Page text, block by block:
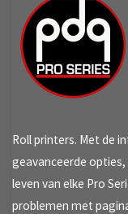
Roll printers. Met de
geavanceerde
leven van elke Pro
problemen met